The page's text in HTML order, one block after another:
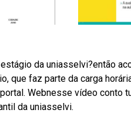
da uniasselvi?então
que faz parte da carga
Webnesse vídeo conto
da uniasselvi.